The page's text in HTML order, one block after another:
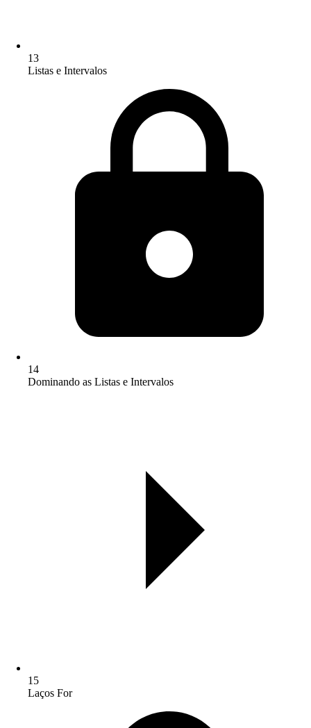
13
Listas e Intervalos
14
Dominando as Listas e Intervalos
15
Laços For